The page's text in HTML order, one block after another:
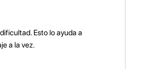
Esto lo ayuda a
a la vez.